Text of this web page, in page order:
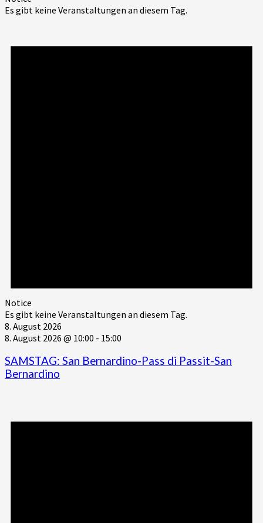
Es gibt keine Veranstaltungen an diesem Tag.
Notice
Es gibt keine Veranstaltungen an diesem Tag.
8. August 2026
8. August 2026 @ 10:00 - 15:00
SAMSTAG: San Bernardino-Pass di Passit-San
Bernardino